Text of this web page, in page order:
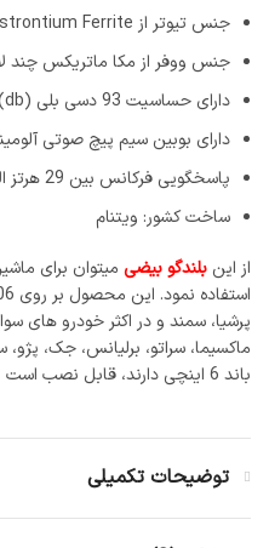
جنس تیوتر از strontium Ferrite
جنس ووفر از مکا ماتریکس چند
دارای حساسیت 93 دسی بلی (db)
دارای بوبین سیم پیچ صوتی
پاسخگویی فرکانس بین 29 هرتز الی 31 کیلو هرتز
ساخت کشور: ویتنام
از این بلندگو بیضی میتوان برای
پرشیا، سمند و در اکثر خودرو های
ماکسیما، سراتو، برلیانس، جک،
باند 6 اینچی دارند، قابل نصب است
توضیحات تکمیلی